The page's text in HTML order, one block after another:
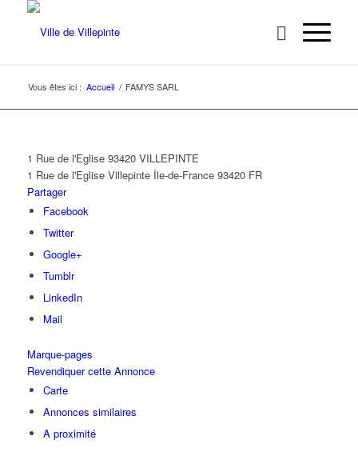
Vous êtes ici : Accueil / FAMYS SARL
1 Rue de l'Eglise 93420 VILLEPINTE
1 Rue de l'Eglise Villepinte Île-de-France 93420 FR
Partager
Facebook
Twitter
Google+
Tumblr
LinkedIn
Mail
Marque-pages
Revendiquer cette Annonce
Carte
Annonces similaires
A proximité